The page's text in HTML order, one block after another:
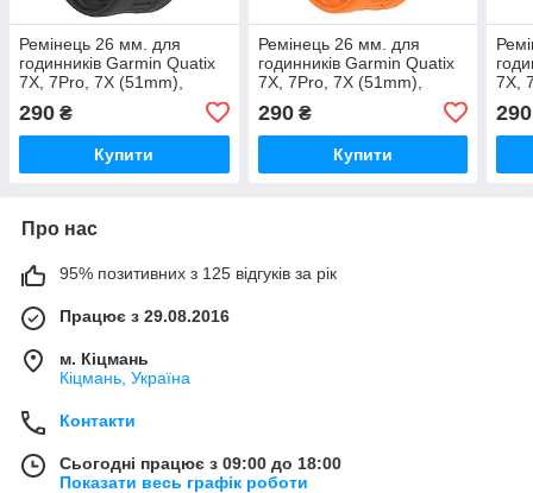
Ремінець 26 мм. для
годинників Garmin Quatix
7X, 7Pro, 7X (51mm),
290 ₴
Купити
Ремінець 26 мм. для
годинників Garmin Quatix
7X, 7Pro, 7X (51mm),
290₴
Купити
7X,
290
Про нас
95% позитивних з 125 відгуків за рік
Працює з 29.08.2016
м. Кіцмань
Кіцмань, Україна
Контакти
Сьогодні працює з 09:00 до 18:00
Показати весь графік роботи